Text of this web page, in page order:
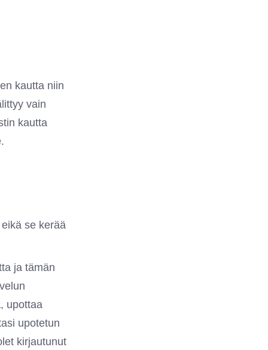
kautta niin
vain
kautta
se kerää
ja tämän
upottaa
upotetun
kirjautunut